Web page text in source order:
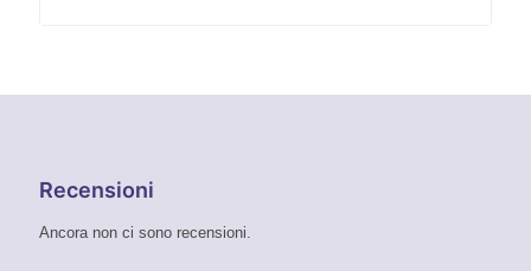
Recensioni
Ancora non ci sono recensioni.